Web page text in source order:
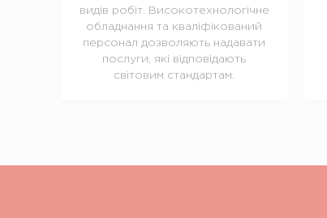
видів робіт. Високотехнологічне
обладнання та кваліфікований
персонал дозволяють надавати
послуги, які відповідають
світовим стандартам.